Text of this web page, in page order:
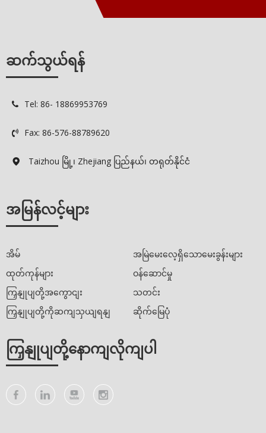
ဆက်သွယ်ရန်
 Tel: 86- 18869953769
 Fax: 86-576-88789620
 Taizhou မြို့၊ Zhejiang ပြည်နယ်၊ တရုတ်နိုင်ငံ
အမြန်လင့်များ
အိမ်
အမြဲမေးလေ့ရှိသောမေးခွန်းများ
ထုတ်ကုန်များ
ဝန်ဆောင်မှု
ကြှနျုပျတို့အကွောငျး
သတင်း
ကြှနျုပျတို့ကိုဆကျသှယျရနျ
ဆိုက်မြေပုံ
ကြှနျုပျတို့နောကျလိုကျပါ